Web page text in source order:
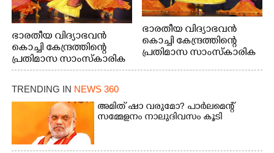
ഭാരതീയ വിദ്യാഭവൻ
കൊച്ചി കേന്ദ്രത്തിന്റെ
പ്രതിമാസ സാംസ്കാരിക
പരിപാടിയുടെ ഭാഗമായി
ടി.ഡി റോഡിലെ ഭാരതീയ
വിദ്യാഭവൻ സർദാർ
പട്ടേൽ സഭാഗൃഹത്തിൽ
എം. അക്ഷതയുടെ
നേതൃത്വത്തിൽ
അവതരിപ്പിച്ച ലയ നമൻ
ഭാരതീയ വിദ്യാഭവൻ
കൊച്ചി കേന്ദ്രത്തിന്റെ
പ്രതിമാസ സാംസ്കാരിക
പട്ടേൽ സഭാഗൃഹത്തിൽ
എം. അക്ഷതയുടെ
നേതൃത്വത്തിൽ
TRENDING IN NEWS 360
അമിത് ഷാ വരുമോ?​ പാർലമെന്റ്
സമ്മേളനം നാലുദിവസം കൂടി